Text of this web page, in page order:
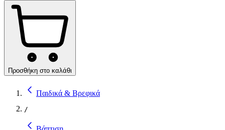
Προσθήκη στο καλάθι
Παιδικά & Βρεφικά
/